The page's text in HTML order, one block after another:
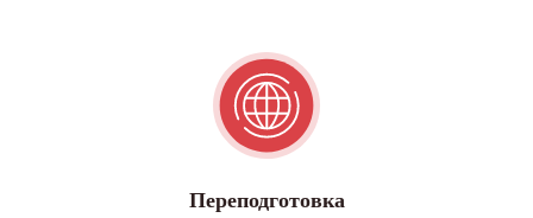
Переподготовка